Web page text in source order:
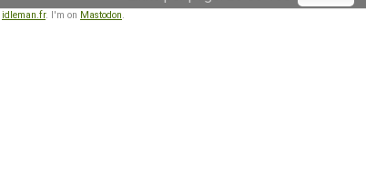
idleman.fr. I'm on Mastodon.